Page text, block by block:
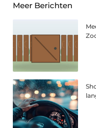
Meer Berichten